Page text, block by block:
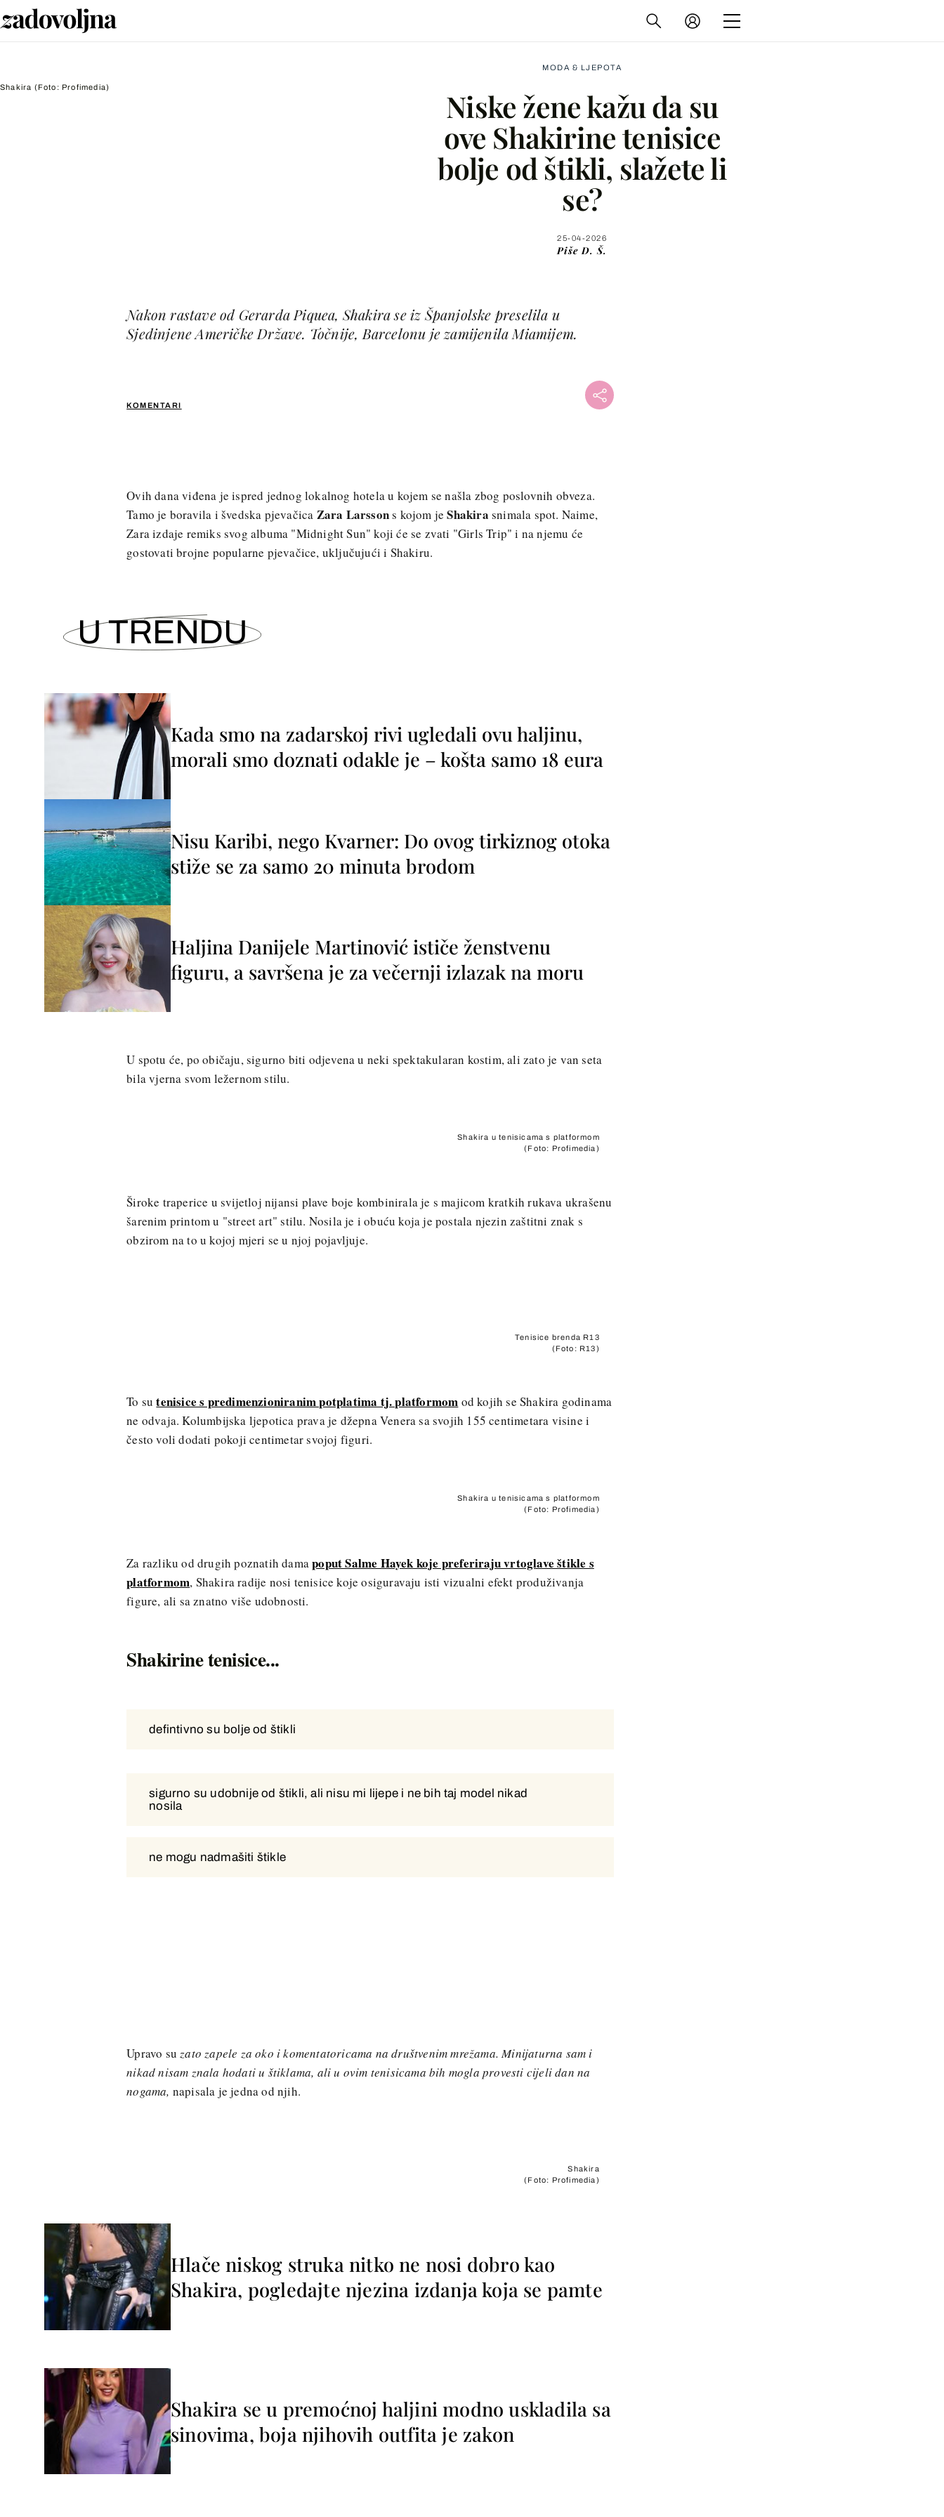
Shakira (Foto: Profimedia)
MODA & LJEPOTA
Niske žene kažu da su
ove Shakirine tenisice
bolje od štikli, slažete li
se?
25-04-2026
Piše D. Š.
KOMENTARI
Nakon rastave od Gerarda Piquea, Shakira se iz Španjolske preselila u
Sjedinjene Američke Države. Točnije, Barcelonu je zamijenila Miamijem.
Facebook
Ovih dana viđena je ispred jednog lokalnog hotela u kojem se našla zbog poslovnih obveza.
Tamo je boravila i švedska pjevačica Zara Larssons kojom jeShakira snimala spot. Naime,
Zara izdaje remiks svog albuma "Midnight Sun" koji će se zvati "Girls Trip" i na njemu će
gostovati brojne popularne pjevačice, uključujući i Shakiru.
U TRENDU
Kada smo na zadarskoj rivi ugledali ovu haljinu,
morali smo doznati odakle je – košta samo 18 eura
Nisu Karibi, nego Kvarner: Do ovog tirkiznog otoka
stiže se za samo 20 minuta brodom
Haljina Danijele Martinović ističe ženstvenu
figuru, a savršena je za večernji izlazak na moru
U spotu će, po običaju, sigurno biti odjevena u neki spektakularan kostim, ali zato je van seta
bila vjerna svom ležernom stilu.
Shakira u tenisicama s platformom
(Foto: Profimedia)
Široke traperice u svijetloj nijansi plave boje kombinirala je s majicom kratkih rukava ukrašenu
šarenim printom u "street art" stilu. Nosila je i obuću koja je postala njezin zaštitni znak s
obzirom na to u kojoj mjeri se u njoj pojavljuje.
Tenisice brenda R13
(Foto: R13)
To sutenisice s predimenzioniranim potplatima tj. platformom od kojih se Shakira godinama
ne odvaja. Kolumbijska ljepotica prava je džepna Venera sa svojih 155 centimetara visine i
često voli dodati pokoji centimetar svojoj figuri.
Shakira u tenisicama s platformom
(Foto: Profimedia)
Za razliku od drugih poznatih damapoput Salme Hayek koje preferiraju vrtoglave štikle s
platformom, Shakira radije nosi tenisice koje osiguravaju isti vizualni efekt produživanja
figure, ali sa znatno više udobnosti.
Shakirine tenisice...
defintivno su bolje od štikli
sigurno su udobnije od štikli, ali nisu mi lijepe i ne bih taj model nikad
nosila
ne mogu nadmašiti štikle
defintivno su bolje od štikli
sigurno su udobnije od štikli, ali nisu mi lijepe i ne bih taj model
nikad nosila
ne mogu nadmašiti štikle
Upravo suzato zapele za oko i komentatoricama na društvenim mrežama. Minijaturna sam i
nikad nisam znala hodati u štiklama, ali u ovim tenisicama bih mogla provesti cijeli dan na
nogama, napisala je jedna od njih.
Shakira
(Foto: Profimedia)
Hlače niskog struka nitko ne nosi dobro kao
Shakira, pogledajte njezina izdanja koja se pamte
Shakira se u premoćnoj haljini modno uskladila sa
sinovima, boja njihovih outfita je zakon